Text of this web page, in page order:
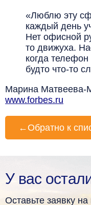
«Люблю эту
каждый день
Нет офисной
то движуха.
когда телефон
будто что-то
Марина Матвеева-
www.forbes.ru
← Обратно к
У вас
Оставьте заявку